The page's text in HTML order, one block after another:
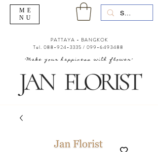
"Make your happiness with flower"
PATTAYA - BANGKOK
Tel. 088-924-3335 / 099-6493488
ME
NU